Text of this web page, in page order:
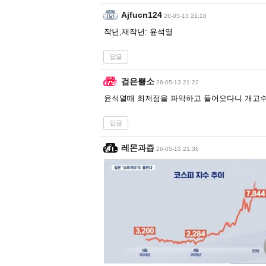
Ajfucn124 26-05-13 21:18
작년,재작년: 윤석열
답글
검은뿔소 26-05-13 21:22
윤석열때 최저점을 파악하고 들어오다니 개고
답글
레몬과즙 26-05-13 21:36